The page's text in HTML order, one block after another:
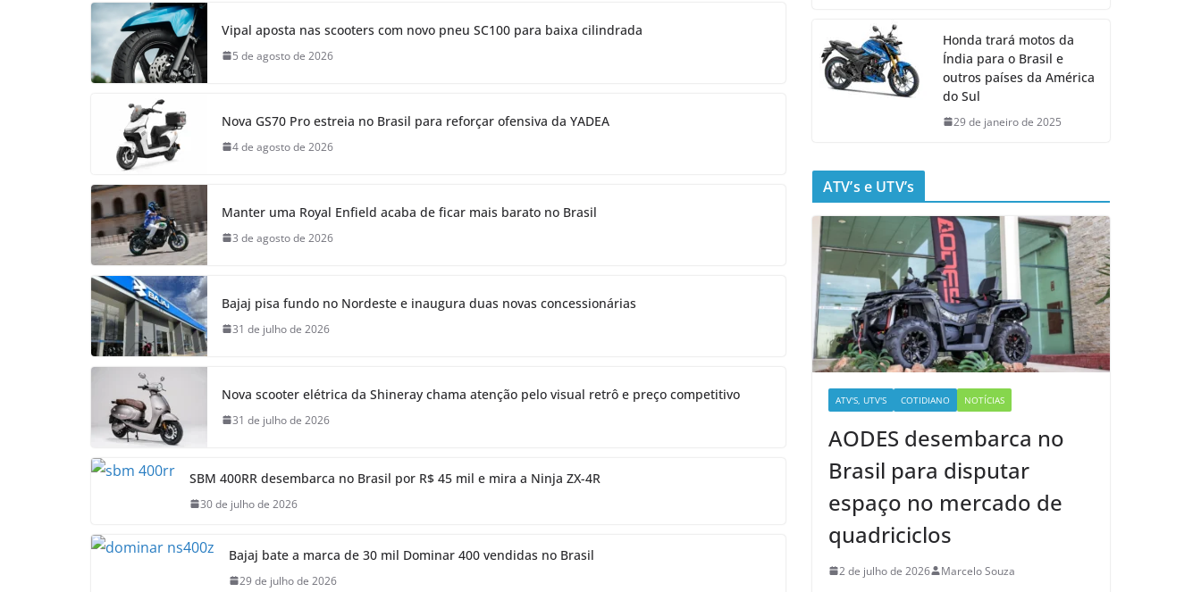
Vipal aposta nas scooters com novo pneu SC100 para baixa cilindrada
5 de agosto de 2026
Nova GS70 Pro estreia no Brasil para reforçar ofensiva da YADEA
4 de agosto de 2026
Manter uma Royal Enfield acaba de ficar mais barato no Brasil
3 de agosto de 2026
Bajaj pisa fundo no Nordeste e inaugura duas novas concessionárias
31 de julho de 2026
Nova scooter elétrica da Shineray chama atenção pelo visual retrô e preço competitivo
31 de julho de 2026
SBM 400RR desembarca no Brasil por R$ 45 mil e mira a Ninja ZX-4R
30 de julho de 2026
Bajaj bate a marca de 30 mil Dominar 400 vendidas no Brasil
29 de julho de 2026
Honda trará motos da
Índia para o Brasil e
outros países da América
do Sul
29 de janeiro de 2025
ATV’s e UTV’s
ATV'S, UTV'S COTIDIANO NOTÍCIAS
AODES desembarca no
Brasil para disputar
espaço no mercado de
quadriciclos
2 de julho de 2026 Marcelo Souza